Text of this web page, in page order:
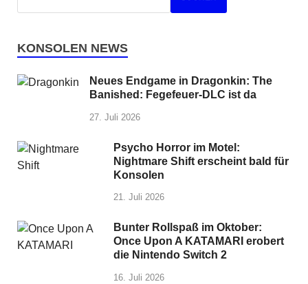
KONSOLEN NEWS
Neues Endgame in Dragonkin: The
Banished: Fegefeuer-DLC ist da
27. Juli 2026
Psycho Horror im Motel:
Nightmare Shift erscheint bald für
Konsolen
21. Juli 2026
Bunter Rollspaß im Oktober:
Once Upon A KATAMARI erobert
die Nintendo Switch 2
16. Juli 2026